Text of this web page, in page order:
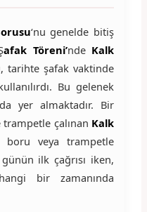
‘nu genelde bitiş
afak Töreni’nde Kalk
tarihte şafak vaktinde
Bu gelenek
yer almaktadır. Bir
çalınan Kalk
veya trampetle
ilk çağrısı iken,
bir zamanında